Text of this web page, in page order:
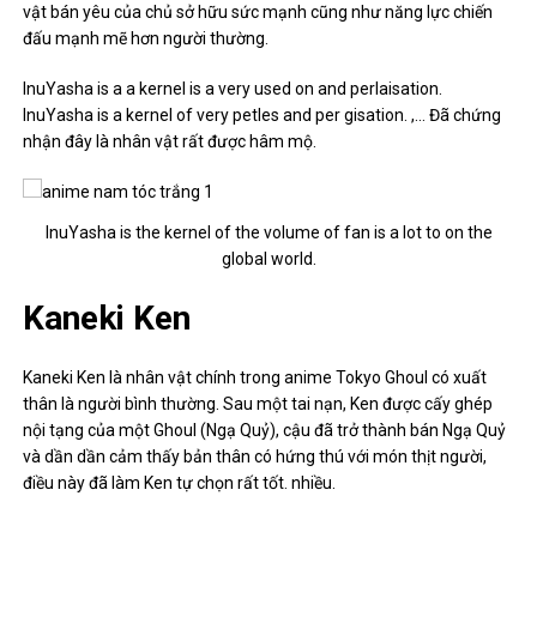
vật bán yêu của chủ sở hữu sức mạnh cũng như năng lực chiến
đấu mạnh mẽ hơn người thường.
InuYasha is a a kernel is a very used on and perlaisation.
InuYasha is a kernel of very petles and per gisation. ,… Đã chứng
nhận đây là nhân vật rất được hâm mộ.
InuYasha is the kernel of the volume of fan is a lot to on the
global world.
Kaneki Ken
Kaneki Ken là nhân vật chính trong anime Tokyo Ghoul có xuất
thân là người bình thường. Sau một tai nạn, Ken được cấy ghép
nội tạng của một Ghoul (Ngạ Quỷ), cậu đã trở thành bán Ngạ Quỷ
và dần dần cảm thấy bản thân có hứng thú với món thịt người,
điều này đã làm Ken tự chọn rất tốt. nhiều.